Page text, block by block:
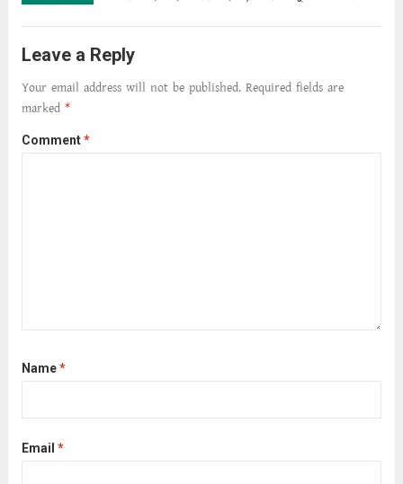
আমার শরীরে সখ্য গড়ে, তোমার গহন ঊর্মিল যৌবন
আনে আশ্বন...
Leave a Reply
Your email address will not be published. Required fields are
marked *
Comment*
Name*
Email *